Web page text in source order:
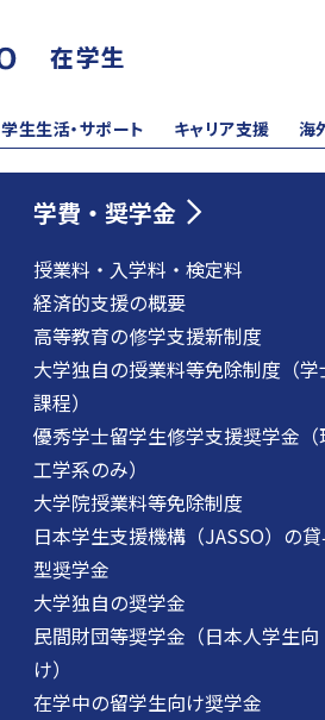
在学生
学生生活・サポート キャリア支援 海
学費・奨学金
授業料・入学料・検定料
経済的支援の概要
高等教育の修学支援新制度
大学独自の授業料等免除制度（学
課程）
優秀学士留学生修学支援奨学金（
工学系のみ）
大学院授業料等免除制度
日本学生支援機構（JASSO）の
型奨学金
大学独自の奨学金
民間財団等奨学金（日本人学生向
け）
在学中の留学生向け奨学金